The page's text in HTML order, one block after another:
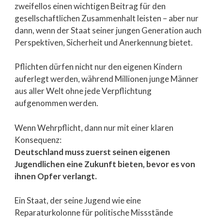
zweifellos einen wichtigen Beitrag für den
gesellschaftlichen Zusammenhalt leisten – aber nur
dann, wenn der Staat seiner jungen Generation auch
Perspektiven, Sicherheit und Anerkennung bietet.
Pflichten dürfen nicht nur den eigenen Kindern
auferlegt werden, während Millionen junge Männer
aus aller Welt ohne jede Verpflichtung
aufgenommen werden.
Wenn Wehrpflicht, dann nur mit einer klaren
Konsequenz:
Deutschland muss zuerst seinen eigenen
Jugendlichen eine Zukunft bieten, bevor es von
ihnen Opfer verlangt.
Ein Staat, der seine Jugend wie eine
Reparaturkolonne für politische Missstände